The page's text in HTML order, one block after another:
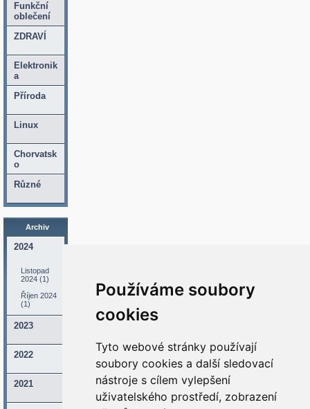
Používáme soubory
cookies
Tyto webové stránky používají
soubory cookies a další sledovací
nástroje s cílem vylepšení
uživatelského prostředí, zobrazení
Funkční
oblečení
ZDRAVÍ
Elektronik
a
Příroda
Linux
Chorvatsk
o
Různé
Archiv
2024
Listopad
2024 (1)
Říjen 2024
(1)
2023
2022
2021